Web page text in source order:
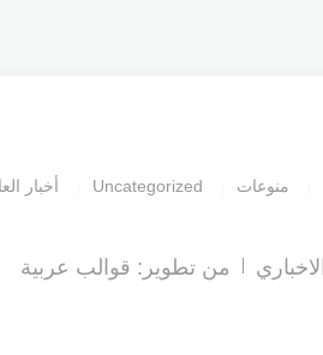
منوعات Uncategorized أخبار
من تطوير: قوالب عربية